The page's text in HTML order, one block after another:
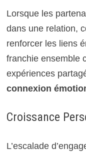
Lorsque les
dans une relation,
renforcer les liens
franchie ensemble
expériences
connexion
Croissance
L’escalade